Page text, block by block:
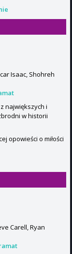
Isaac, Shohreh
największych i
w historii
opowieści o miłości
Carell, Ryan